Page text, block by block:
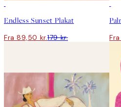
Endless Sunset Plakat
Fra 89,50 kr.179 kr.